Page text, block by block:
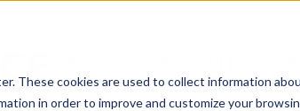
These cookies are used to collect information
in order to improve and customize your